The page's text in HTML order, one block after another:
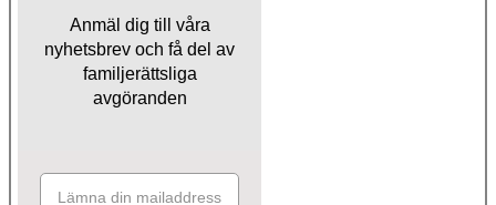
Anmäl dig till våra
nyhetsbrev och få del av
familjerättsliga
avgöranden